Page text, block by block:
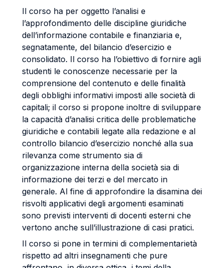
Il corso ha per oggetto l’analisi e
l’approfondimento delle discipline giuridiche
dell’informazione contabile e finanziaria e,
segnatamente, del bilancio d’esercizio e
consolidato. Il corso ha l’obiettivo di fornire agli
studenti le conoscenze necessarie per la
comprensione del contenuto e delle finalità
degli obblighi informativi imposti alle società di
capitali; il corso si propone inoltre di sviluppare
la capacità d’analisi critica delle problematiche
giuridiche e contabili legate alla redazione e al
controllo bilancio d’esercizio nonché alla sua
rilevanza come strumento sia di
organizzazione interna della società sia di
informazione dei terzi e del mercato in
generale. Al fine di approfondire la disamina dei
risvolti applicativi degli argomenti esaminati
sono previsti interventi di docenti esterni che
vertono anche sull’illustrazione di casi pratici.
Il corso si pone in termini di complementarietà
rispetto ad altri insegnamenti che pure